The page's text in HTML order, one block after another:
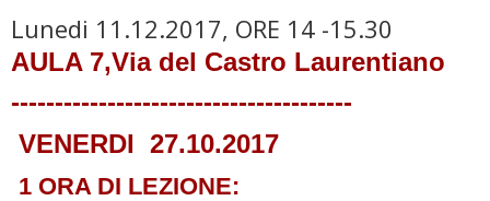
Lunedi 11.12.2017, ORE 14 -15.30
AULA 7,Via del Castro Laurentiano
---------------------------------------
VENERDI 27.10.2017
1 ORA DI LEZIONE: